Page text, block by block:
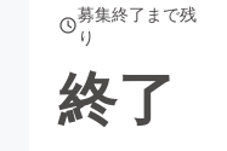
募集終了まで残
り
終了